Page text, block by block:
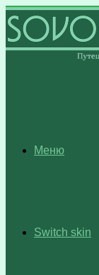
Меню
Switch skin